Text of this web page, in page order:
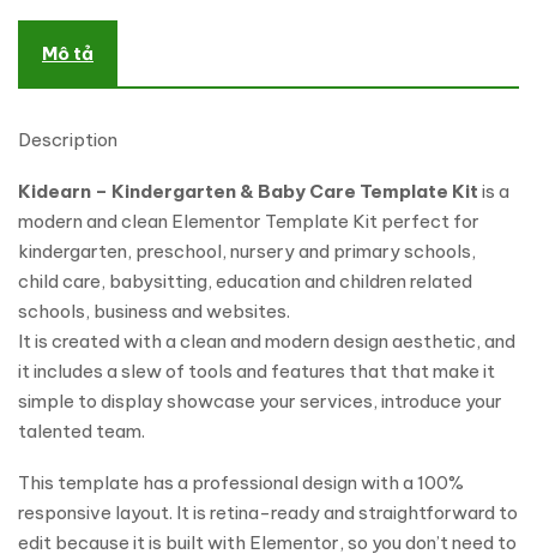
Mô tả
Description
Kidearn – Kindergarten & Baby Care Template Kit is a
modern and clean Elementor Template Kit perfect for
kindergarten, preschool, nursery and primary schools,
child care, babysitting, education and children related
schools, business and websites.
It is created with a clean and modern design aesthetic, and
it includes a slew of tools and features that that make it
simple to display showcase your services, introduce your
talented team.
This template has a professional design with a 100%
responsive layout. It is retina-ready and straightforward to
edit because it is built with Elementor, so you don’t need to